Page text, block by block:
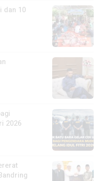
dan 10
2026